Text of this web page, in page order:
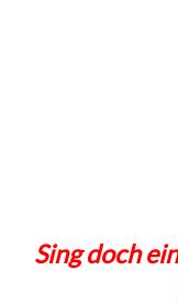
Sing doch